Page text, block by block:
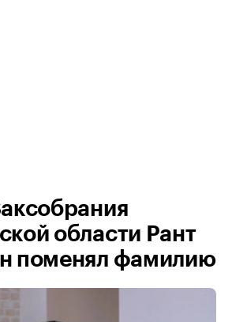
области Рант
поменял фамилию